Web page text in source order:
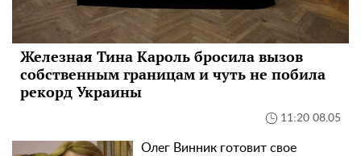
Железная Тина Кароль бросила вызов
собственным границам и чуть не побила
рекорд Украины
11:20 08.05
Олег Винник готовит свое